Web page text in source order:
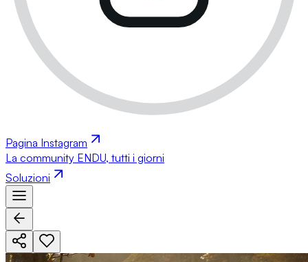
Pagina Instagram
La community ENDU, tutti i giorni
Soluzioni